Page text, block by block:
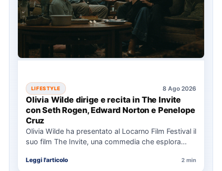
LIFESTYLE 8 Ago 2026
Olivia Wilde dirige e recita in The Invite
con Seth Rogen, Edward Norton e Penelope
Cruz
Olivia Wilde ha presentato al Locarno Film Festival il
suo film The Invite, una commedia che esplora
Leggi l'articolo 2 min